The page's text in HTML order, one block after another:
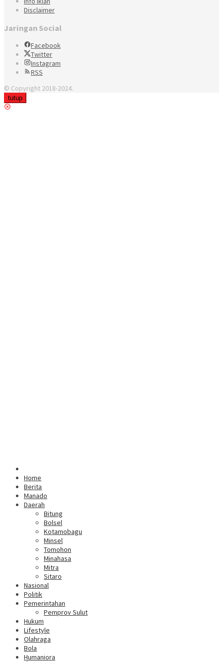
Disclaimer
Jaringan Social
Facebook
Twitter
Instagram
RSS
© Copyright 2018-2024.
tutup
Home
Berita
Manado
Daerah
Bitung
Bolsel
Kotamobagu
Minsel
Tomohon
Minahasa
Mitra
Sitaro
Nasional
Politik
Pemerintahan
Pemprov Sulut
Hukum
Lifestyle
Olahraga
Bola
Humaniora